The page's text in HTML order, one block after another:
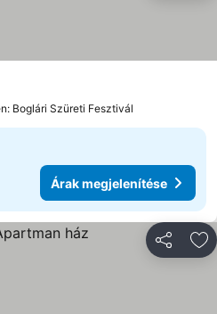
Boglári Szüreti Fesztivál
Árak megjelenítése